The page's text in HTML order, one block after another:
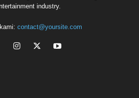
industry.
contact@yoursite.com